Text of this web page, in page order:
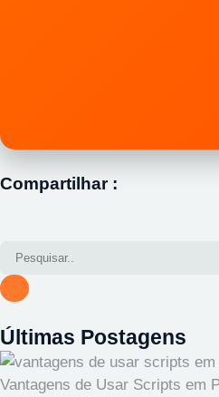
Compartilhar :
Últimas Postagens
Vantagens de Usar Scripts em